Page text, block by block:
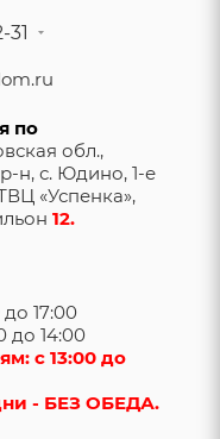
31
по
обл.,
н, с. Юдино, 1-е
«Успенка»,
12.
до 17:00
до 14:00
с 13:00 до
- БЕЗ ОБЕДА.